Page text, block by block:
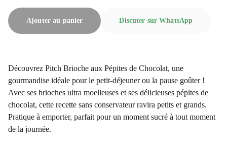
Ajouter au panier Discuter sur WhatsApp
Découvrez Pitch Brioche aux Pépites de Chocolat, une
gourmandise idéale pour le petit-déjeuner ou la pause goûter !
Avec ses brioches ultra moelleuses et ses délicieuses pépites de
chocolat, cette recette sans conservateur ravira petits et grands.
Pratique à emporter, parfait pour un moment sucré à tout moment
de la journée.